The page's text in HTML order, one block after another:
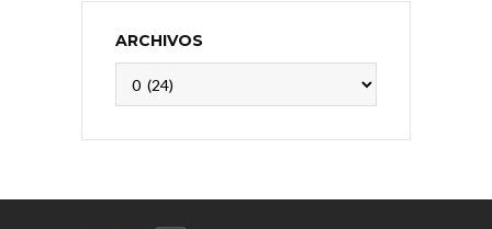
ARCHIVOS